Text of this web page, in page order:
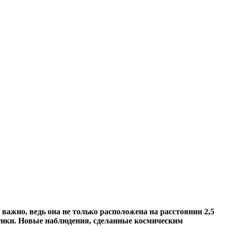
ведь она не только расположена на расстоянии 2,5
Новые наблюдения, сделанные космическим